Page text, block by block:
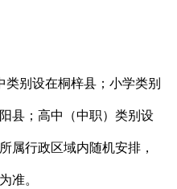
类别设在桐梓县；小学类别
县；高中（中职）类别设
属行政区域内随机安排，
准。